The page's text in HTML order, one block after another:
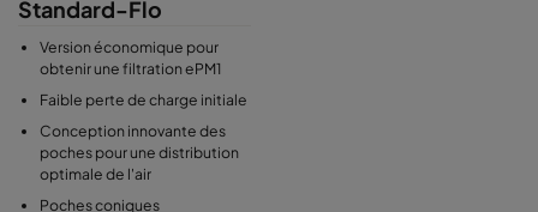
Standard-Flo
Version économique pour
obtenir une filtration ePM1
Faible perte de charge initiale
Conception innovante des
poches pour une distribution
optimale de l'air
Poches coniques